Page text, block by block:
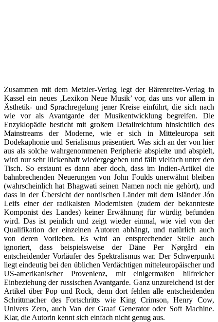
Zusammen mit dem Metzler-Verlag legt der Bärenreiter-Verlag in
Kassel ein neues ‚Lexikon Neue Musik’ vor, das uns vor allem in
Ästhetik- und Sprachregelung jener Kreise einführt, die sich nach
wie vor als Avantgarde der Musikentwicklung begreifen. Die
Enzyklopädie besticht mit großem Detailreichtum hinsichtlich des
Mainstreams der Moderne, wie er sich in Mitteleuropa seit
Dodekaphonie und Serialismus präsentiert. Was sich an der von hier
aus als solche wahrgenommenen Peripherie abspielte und abspielt,
wird nur sehr lückenhaft wiedergegeben und fällt vielfach unter den
Tisch. So erstaunt es dann aber doch, dass im Indien-Artikel die
bahnbrechenden Neuerungen von John Foulds unerwähnt bleiben
(wahrscheinlich hat Bhagwati seinen Namen noch nie gehört), und
dass in der Übersicht der nordischen Länder mit dem Isländer Jón
Leifs einer der radikalsten Modernisten (zudem der bekannteste
Komponist des Landes) keiner Erwähnung für würdig befunden
wird. Das ist peinlich und zeigt wieder einmal, wie viel von der
Qualifikation der einzelnen Autoren abhängt, und natürlich auch
von deren Vorlieben. Es wird an entsprechender Stelle auch
ignoriert, dass beispielsweise der Däne Per Nørgård ein
entscheidender Vorläufer des Spektralismus war. Der Schwerpunkt
liegt eindeutig bei den üblichen Verdächtigen mitteleuropäischer und
US-amerikanischer Provenienz, mit einigermaßen hilfreicher
Einbeziehung der russischen Avantgarde. Ganz unzureichend ist der
Artikel über Pop und Rock, denn dort fehlen alle entscheidenden
Schrittmacher des Fortschritts wie King Crimson, Henry Cow,
Univers Zero, auch Van der Graaf Generator oder Soft Machine.
Klar, die Autorin kennt sich einfach nicht genug aus.